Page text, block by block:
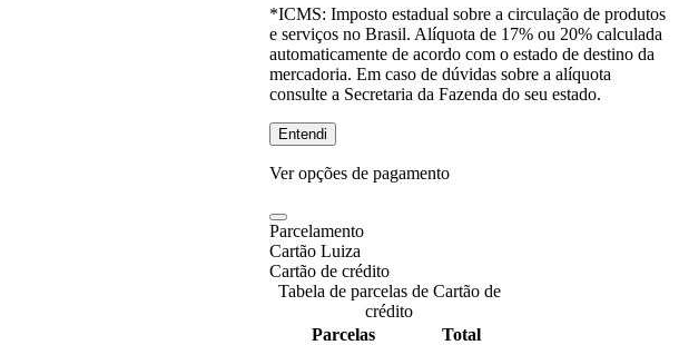
*ICMS: Imposto estadual sobre a circulação de produtos
e serviços no Brasil. Alíquota de 17% ou 20% calculada
automaticamente de acordo com o estado de destino da
mercadoria. Em caso de dúvidas sobre a alíquota
consulte a Secretaria da Fazenda do seu estado.
Entendi
Ver opções de pagamento
Parcelamento
Cartão Luiza
Cartão de crédito
Tabela de parcelas de Cartão de
crédito
Parcelas
Total